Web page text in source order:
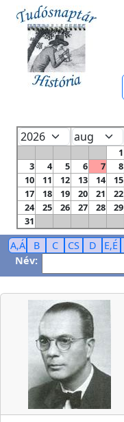
1
3
4 5 6 7 8
10
11 12 13 14 15
17
18 19 20 21 22
24
25 26 27 28 29
31
A,Á B C CS D E,É
Név: